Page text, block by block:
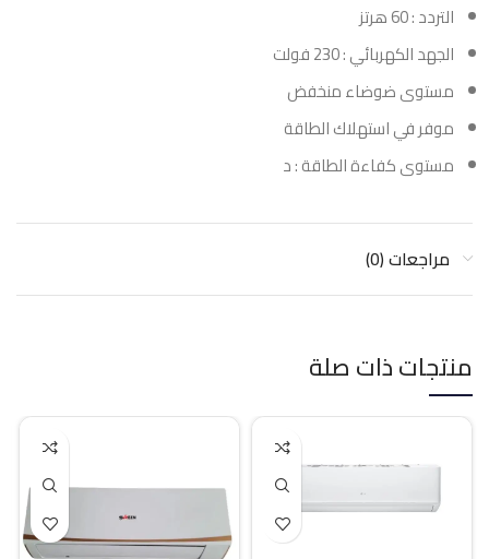
التردد : 60 هرتز
الجهد الكهربائي : 230 فولت
مستوى ضوضاء منخفض
موفر في استهلاك الطاقة
مستوى كفاءة الطاقة : د
مراجعات (0)
منتجات ذات صلة